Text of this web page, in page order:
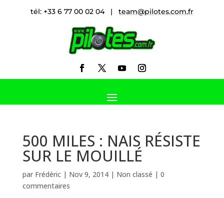
tél: +33 6 77 00 02 04 | team@pilotes.com.fr
500 MILES : NAIS RÉSISTE
SUR LE MOUILLÉ
par Frédéric| Nov 9, 2014| Non classé | 0
commentaires